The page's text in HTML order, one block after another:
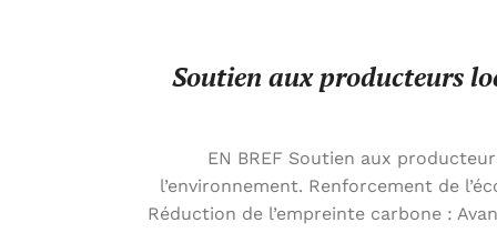
Soutien aux producteurs
EN BREF Soutien aux
l’environnement. Renforcement de
Réduction de l’empreinte carbone :